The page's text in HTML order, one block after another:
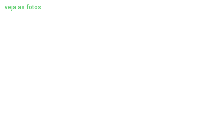
veja as fotos